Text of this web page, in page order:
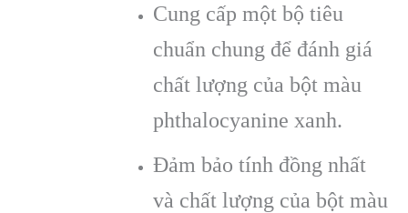
Cung cấp một bộ tiêu
chuẩn chung để đánh giá
chất lượng của bột màu
phthalocyanine xanh.
Đảm bảo tính đồng nhất
và chất lượng của bột màu